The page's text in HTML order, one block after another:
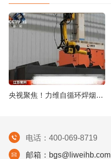
央视聚焦！力维自循环焊烟净化器助力变压器巨头打造绿色智造新标杆
电话：400-069-8719
邮箱：bgs@liweihb.com